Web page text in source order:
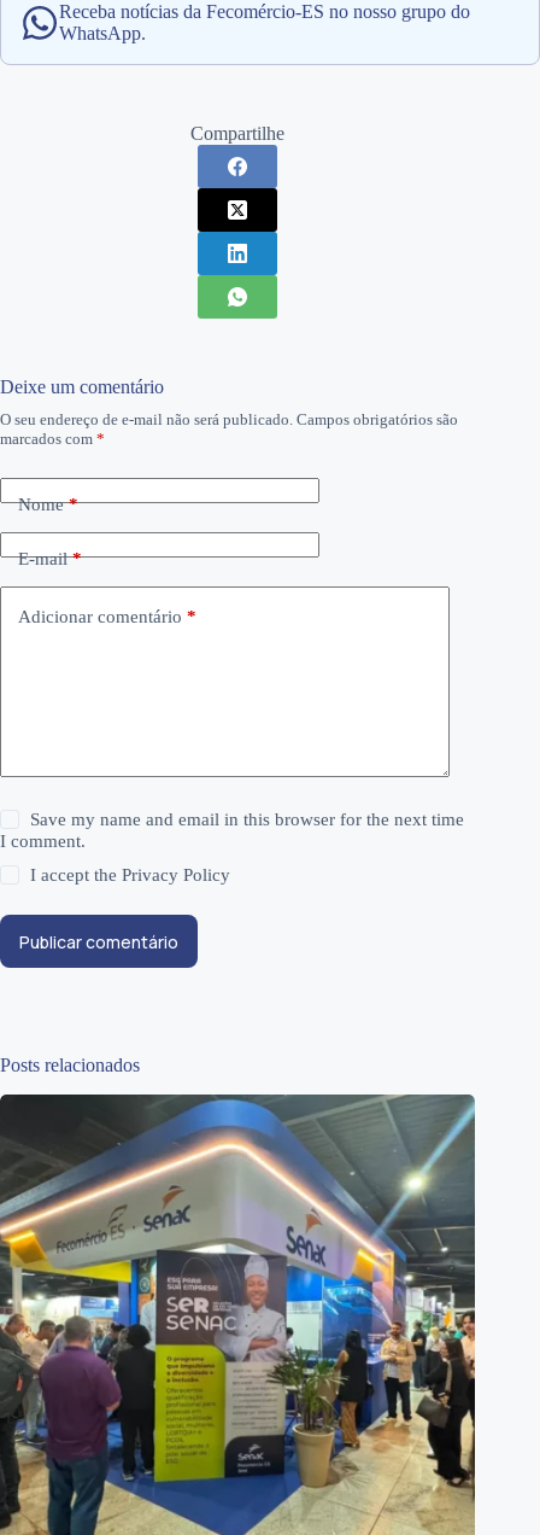
Receba notícias da Fecomércio-ES no nosso grupo do
WhatsApp.
Compartilhe
Deixe um comentário
O seu endereço de e-mail não será publicado. Campos obrigatórios são
marcados com *
Nome*
E-mail*
Adicionar comentário *
Save my name and email in this browser for the next time
I comment.
I accept thePrivacy Policy
Publicar comentário
Posts relacionados